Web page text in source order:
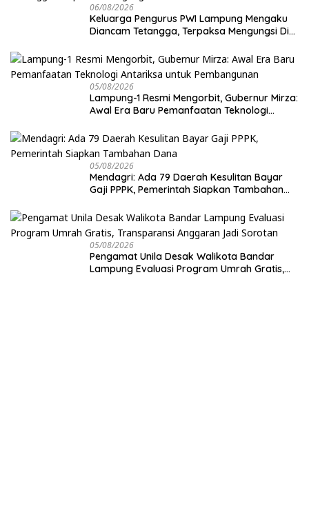
06/08/2026
Keluarga Pengurus PWI Lampung Mengaku
Diancam Tetangga, Terpaksa Mengungsi Dini
05/08/2026
Lampung-1 Resmi Mengorbit, Gubernur Mirza:
Awal Era Baru Pemanfaatan Teknologi
05/08/2026
Mendagri: Ada 79 Daerah Kesulitan Bayar
Gaji PPPK, Pemerintah Siapkan Tambahan
05/08/2026
Pengamat Unila Desak Walikota Bandar
Lampung Evaluasi Program Umrah Gratis,